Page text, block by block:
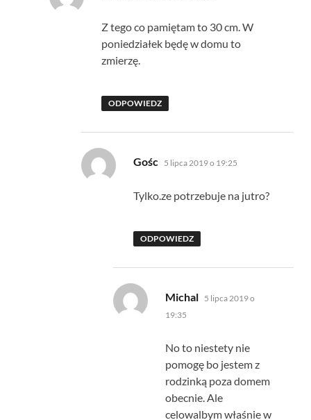
Z tego co pamiętam to 30 cm. W
poniedziałek będę w domu to
zmierzę.
ODPOWIEDZ
Gośc pisze:
5 lipca 2019 o 19:25
Tylko.ze potrzebuje na jutro?
ODPOWIEDZ
Michal pisze:
5 lipca 2019 o
19:35
No to niestety nie
pomogę bo jestem z
rodzinką poza domem
obecnie. Ale
celowalbym właśnie w